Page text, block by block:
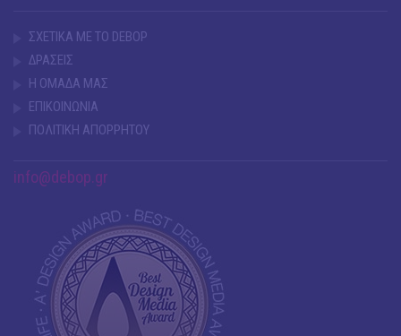
ΣΧΕΤΙΚΑ ΜΕ ΤΟ DEBOP
ΔΡΑΣΕΙΣ
Η ΟΜΑΔΑ ΜΑΣ
ΕΠΙΚΟΙΝΩΝΙΑ
ΠΟΛΙΤΙΚΗ ΑΠΟΡΡΗΤΟΥ
info@debop.gr